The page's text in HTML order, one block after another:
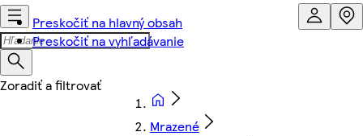
Preskočiť na hlavný obsah
Preskočiť na vyhľadávanie
Mrazené